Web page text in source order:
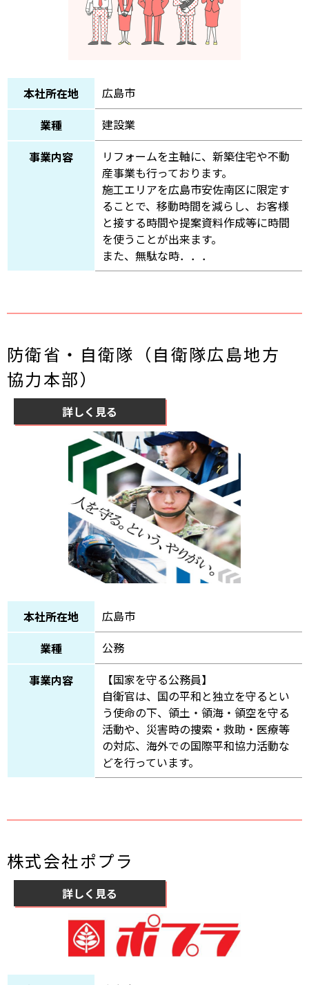
本社所在地
広島市
業種
建設業
事業内容
リフォームを主軸に、新築住宅や不動
産事業も行っております。
施工エリアを広島市安佐南区に限定す
ることで、移動時間を減らし、お客様
と接する時間や提案資料作成等に時間
を使うことが出来ます。
また、無駄な時．．．
防衛省・自衛隊（自衛隊広島地方
協力本部）
詳しく見る
本社所在地
広島市
業種
公務
事業内容
【国家を守る公務員】
自衛官は、国の平和と独立を守るとい
う使命の下、領土・領海・領空を守る
活動や、災害時の捜索・救助・医療等
の対応、海外での国際平和協力活動な
どを行っています。
株式会社ポプラ
詳しく見る